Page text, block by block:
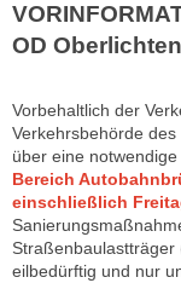
OD
Vorbehaltlich der
Verkehrsbehörde
über eine notwendige
Bereich
einschließlich
Straßenbaulastträger
eilbedürftig und nur